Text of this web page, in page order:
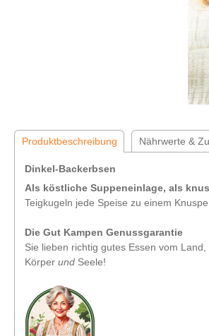
Produktbeschreibung Nährwerte &
Dinkel-Backerbsen
Als köstliche Suppeneinlage, als
Teigkugeln jede Speise zu einem
Die Gut Kampen Genussgarantie
Sie lieben richtig gutes Essen vom
Körper und Seele!